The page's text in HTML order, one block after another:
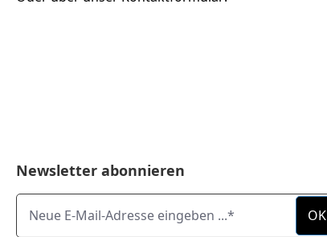
Newsletter abonnieren
Neue E-Mail-Adresse eingeben ...
OK